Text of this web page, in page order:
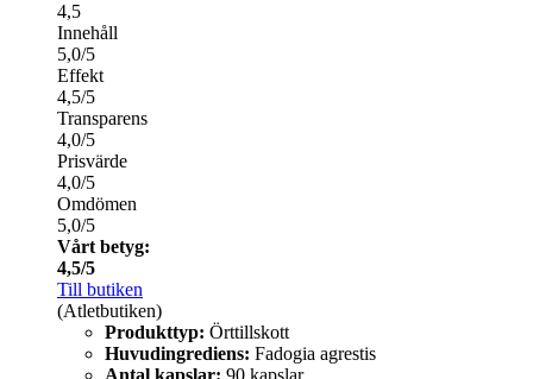
4,5
Innehåll
5,0/5
Effekt
4,5/5
Transparens
4,0/5
Prisvärde
4,0/5
Omdömen
5,0/5
Vårt betyg:
4,5/5
Till butiken
(Atletbutiken)
Produkttyp: Örttillskott
Huvudingrediens: Fadogia agrestis